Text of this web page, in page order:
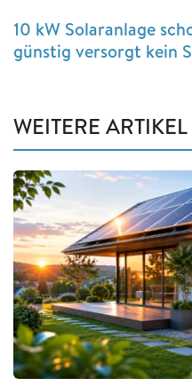
10 kW Solaranlage
günstig versorgt kein
WEITERE